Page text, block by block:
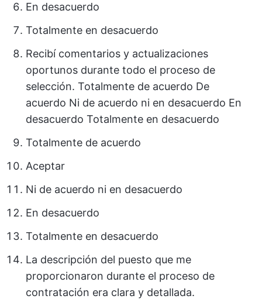
En desacuerdo
Totalmente en desacuerdo
Recibí comentarios y actualizaciones
oportunos durante todo el proceso de
selección. Totalmente de acuerdo De
acuerdo Ni de acuerdo ni en desacuerdo En
desacuerdo Totalmente en desacuerdo
Totalmente de acuerdo
Aceptar
Ni de acuerdo ni en desacuerdo
En desacuerdo
Totalmente en desacuerdo
La descripción del puesto que me
proporcionaron durante el proceso de
contratación era clara y detallada.